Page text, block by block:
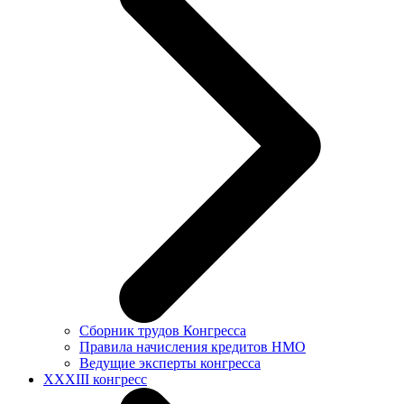
Сборник трудов Конгресса
Правила начисления кредитов НМО
Ведущие эксперты конгресса
XXXIII конгресс